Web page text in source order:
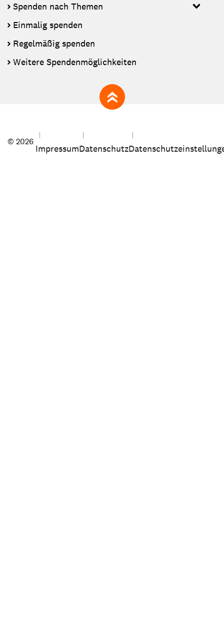
Spenden nach Themen
Einmalig spenden
Regelmäßig spenden
Weitere Spendenmöglichkeiten
zum Seitenanfang
© 2026
ImpressumDatenschutz